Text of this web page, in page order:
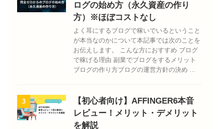
ログの始め方（永久資産の作り
方）※ほぼコストなし
よく耳にするブログで稼いでいるということ
が本当なのかについて本記事では次のことを
お伝えします。 こんな方におすすめ ブログ
で稼げる理由 副業でブログをするメリット
ブログの作り方ブログの運営方針の決め ...
3
【初心者向け】AFFINGER6本音
レビュー！メリット・デメリット
を解説